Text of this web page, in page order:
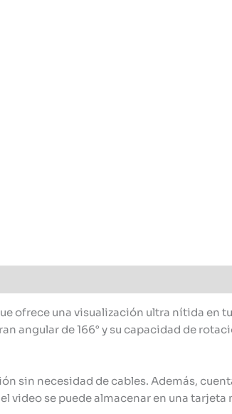
ofrece una visualización ultra nítida en
angular de 166° y su capacidad de
sin necesidad de cables. Además,
se puede almacenar en una tarjeta